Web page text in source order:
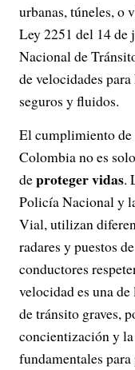
urbanas, túneles, o
Ley 2251 del 14
Nacional de
de velocidades
seguros y fluidos.
El cumplimiento
Colombia no es
deproteger vidas.
Policía Nacional y
Vial, utilizan
radares y puestos
conductores
velocidad es una
de tránsito graves,
concientización y
fundamentales